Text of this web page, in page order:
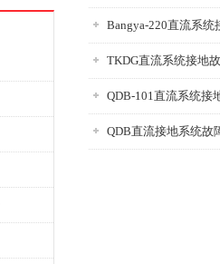
Bangya-220直流系统
TKDG直流系统接地
QDB-101直流系统接
QDB直流接地系统故